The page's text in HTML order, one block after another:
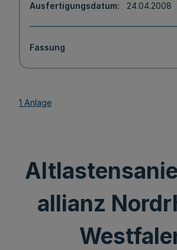
Ausfertigungsdatum 24.04.2008
Fassung
1 Anlage
allianz